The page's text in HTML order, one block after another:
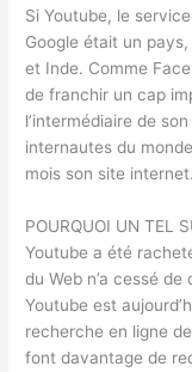
Si Youtube, le
Google était un
et Inde. Comme
de franchir un cap
l’intermédiaire de
internautes du
mois son site internet.
POURQUOI UN TEL
Youtube a été
du Web n’a cessé
Youtube est
recherche en ligne
font davantage de